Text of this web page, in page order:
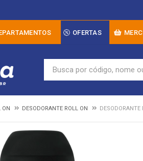
OFERTAS
ON DESODORANTE ROLL ON